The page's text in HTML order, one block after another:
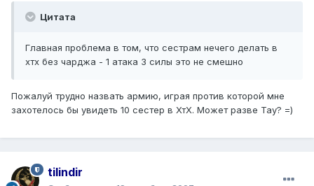
Цитата
Главная проблема в том, что сестрам нечего делать в
хтх без чарджа - 1 атака 3 силы это не смешно
Пожалуй трудно назвать армию, играя против которой мне
захотелось бы увидеть 10 сестер в ХтХ. Может разве Тау? =)
tilindir